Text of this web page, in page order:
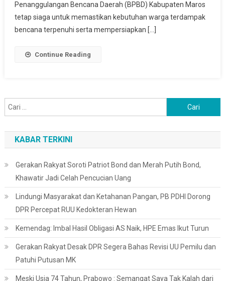
Tetap
Siaga
Beri
Penanggulangan Bencana Daerah (BPBD) Kabupaten Maros
tetap siaga untuk memastikan kebutuhan warga terdampak
bencana terpenuhi serta mempersiapkan […]
Continue Reading
untuk:
KABAR TERKINI
Gerakan Rakyat Soroti Patriot Bond dan Merah Putih Bond,
Khawatir Jadi Celah Pencucian Uang
Lindungi Masyarakat dan Ketahanan Pangan, PB PDHI Dorong
DPR Percepat RUU Kedokteran Hewan
Kemendag: Imbal Hasil Obligasi AS Naik, HPE Emas Ikut Turun
Gerakan Rakyat Desak DPR Segera Bahas Revisi UU Pemilu dan
Patuhi Putusan MK
Meski Usia 74 Tahun, Prabowo : Semangat Saya Tak Kalah dari